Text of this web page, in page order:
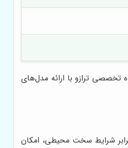
تخصصی ترازو با ارائه مدل‌های
برابر شرایط سخت محیطی، امکان